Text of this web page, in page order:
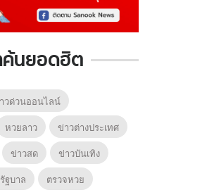
ค้นยอดฮิต
วด่วนออนไลน์
หวยลาว
ข่าวต่างประเทศ
ข่าวสด
ข่าวบันเทิง
ฐบาล
ตรวจหวย